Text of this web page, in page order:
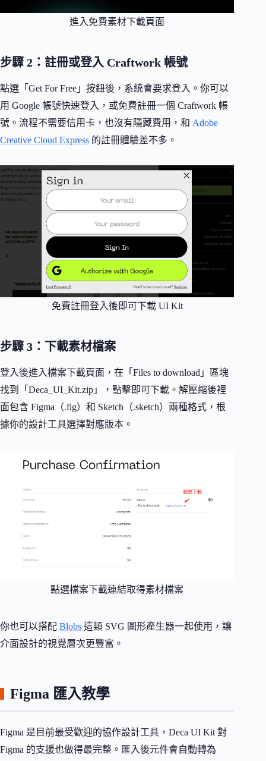
進入免費素材下載頁面
步驟 2：註冊或登入 Craftwork 帳號
點選「Get For Free」按鈕後，系統會要求登入。你可以
用 Google 帳號快速登入，或免費註冊一個 Craftwork 帳
號。流程不需要信用卡，也沒有隱藏費用，和 Adobe
Creative Cloud Express 的註冊體驗差不多。
免費註冊登入後即可下載 UI Kit
步驟 3：下載素材檔案
登入後進入檔案下載頁面，在「Files to download」區塊
找到「Deca_UI_Kit.zip」，點擊即可下載。解壓縮後裡
面包含 Figma（.fig）和 Sketch（.sketch）兩種格式，根
據你的設計工具選擇對應版本。
點選檔案下載連結取得素材檔案
你也可以搭配 Blobs 這類 SVG 圖形產生器一起使用，讓
介面設計的視覺層次更豐富。
Figma 匯入教學
Figma 是目前最受歡迎的協作設計工具，Deca UI Kit 對
Figma 的支援也做得最完整。匯入後元件會自動轉為